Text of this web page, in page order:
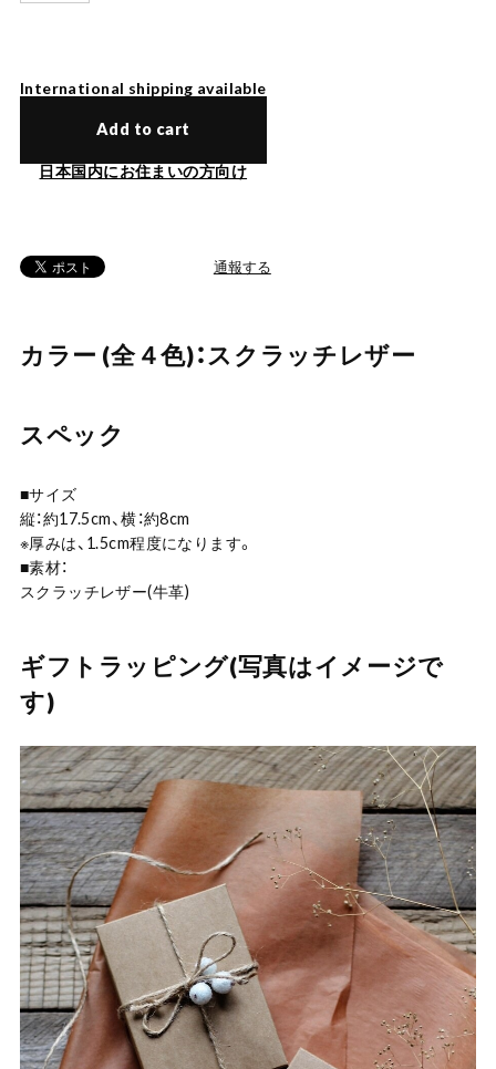
International shipping available
Add to cart
日本国内にお住まいの方向け
通報する
カラー (全４色)：スクラッチレザー
スペック
■サイズ
縦：約17.5cm、横：約8cm
※厚みは、1.5cm程度になります。
■素材：
スクラッチレザー(牛革)
ギフトラッピング(写真はイメージで
す)